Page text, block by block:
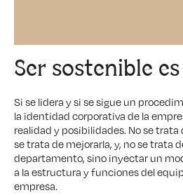
Ser sostenible
Si se lidera y si se sigue un
la identidad corporativa de la
realidad y posibilidades. No se trata
se trata de mejorarla, y, no se trata
departamento, sino inyectar un
a la estructura y funciones del
empresa.